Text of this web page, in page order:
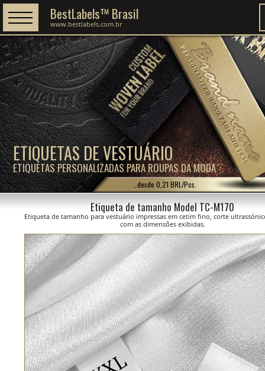
ETIQUETAS DE VESTUÁRIO
ETIQUETAS PERSONALIZADAS PARA ROUPAS DA MODA
BestLabels™ Brasil
www.bestlabels.com.br
…desde 0,21 BRL/Pcs.
Etiqueta de tamanho Model TC-M170
Etiqueta de tamanho para vestuário impressas em cetim fino, corte
com as dimensões exibidas.